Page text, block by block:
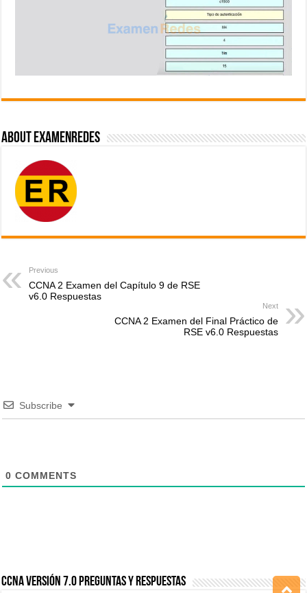
About ExamenRedes
Previous
CCNA 2 Examen del Capítulo 9 de RSE
v6.0 Respuestas
Next
CCNA 2 Examen del Final Práctico de
RSE v6.0 Respuestas
Subscribe
0 COMMENTS
CCNA Versión 7.0 Preguntas y Respuestas